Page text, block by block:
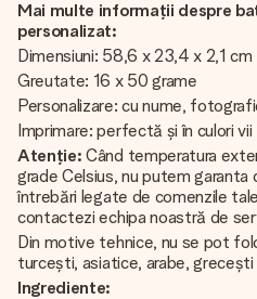
Mai multe informații despre
personalizat:
Dimensiuni: 58,6 x 23,4 x 2,1 cm
Greutate: 16 x 50 grame
Personalizare: cu nume,
Imprimare: perfectă și în culori vii
Atenție: Când temperatura
grade Celsius, nu putem
întrebări legate de comenzile
contactezi echipa noastră de
Din motive tehnice, nu se pot
turcești, asiatice, arabe,
Ingrediente: